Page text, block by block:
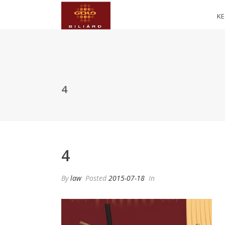
4
4
Bylaw Posted 2015-07-18 In